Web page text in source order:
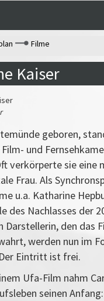
Filme
Kaiser
geboren,
und
verkörperte sie eine
Frau. Als
u.a. Katharine
des Nachlasses der
Darstellerin, den das
werden nun im
Eintritt ist frei.
Ufa-Film nahm
seinen